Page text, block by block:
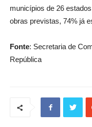
municípios de 26
obras previstas, 74% já
Fonte: Secretaria de
República